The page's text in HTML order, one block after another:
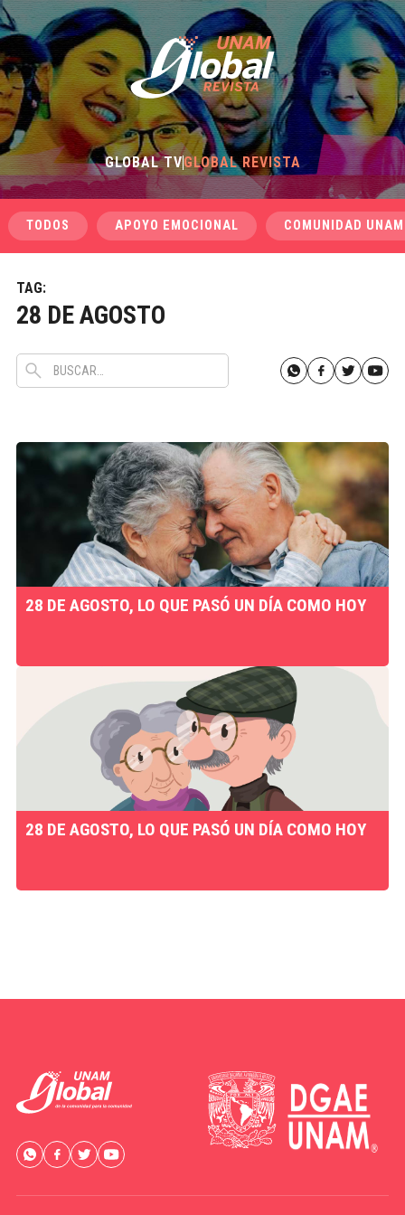
GLOBAL TVGLOBAL REVISTA
TODOS APOYO EMOCIONAL COMUNIDAD UNAM
TAG:
28 DE AGOSTO
28 DE AGOSTO, LO QUE PASÓ UN DÍA COMO HOY
28 DE AGOSTO, LO QUE PASÓ UN DÍA COMO HOY